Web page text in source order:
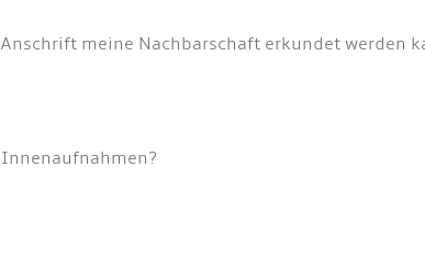
meine Nachbarschaft erkundet werden